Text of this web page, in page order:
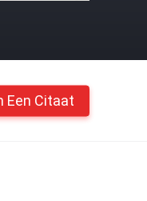
Een Citaat